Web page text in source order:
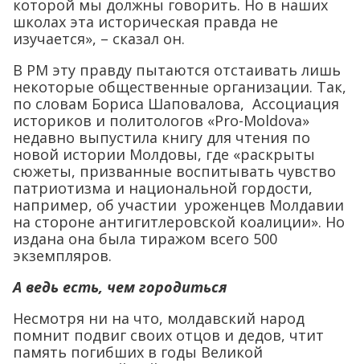
которой мы должны говорить. Но в наших
школах эта историческая правда не
изучается», – сказал он.
В РМ эту правду пытаются отстаивать лишь
некоторые общественные организации. Так,
по словам Бориса Шаповалова, Ассоциация
историков и политологов «Pro-Moldova»
недавно выпустила книгу для чтения по
новой истории Молдовы, где «раскрыты
сюжеты, призванные воспитывать чувство
патриотизма и национальной гордости,
например, об участии уроженцев Молдавии
на стороне антигитлеровской коалиции». Но
издана она была тиражом всего 500
экземпляров.
А ведь есть, чем городиться
Несмотря ни на что, молдавский народ
помнит подвиг своих отцов и дедов, чтит
память погибших в годы Великой